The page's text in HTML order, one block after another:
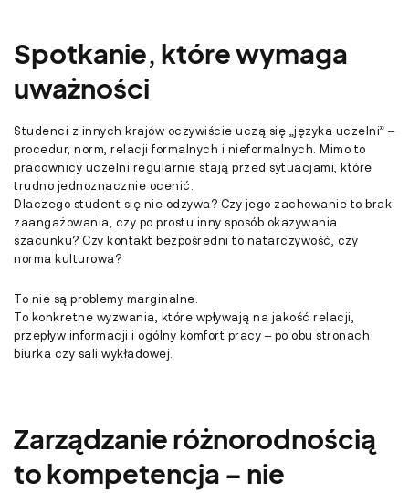
Spotkanie, które wymaga
uważności
Studenci z innych krajów oczywiście uczą się „języka uczelni” –
procedur, norm, relacji formalnych i nieformalnych. Mimo to
pracownicy uczelni regularnie stają przed sytuacjami, które
trudno jednoznacznie ocenić.
Dlaczego student się nie odzywa? Czy jego zachowanie to brak
zaangażowania, czy po prostu inny sposób okazywania
szacunku? Czy kontakt bezpośredni to natarczywość, czy
norma kulturowa?
To nie są problemy marginalne.
To konkretne wyzwania, które wpływają na jakość relacji,
przepływ informacji i ogólny komfort pracy – po obu stronach
biurka czy sali wykładowej.
Zarządzanie różnorodnością
to kompetencja – nie